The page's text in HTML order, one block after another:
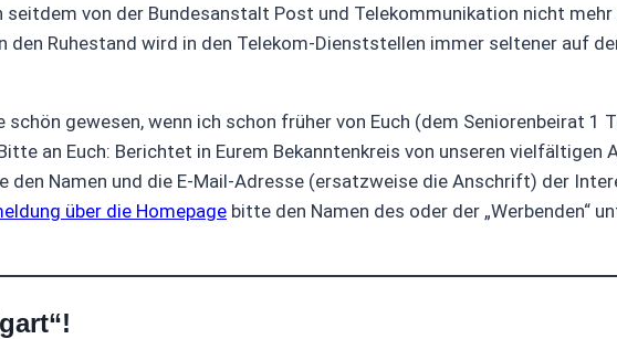
von der Bundesanstalt Post und Telekommunikation nicht mehr
Ruhestand wird in den Telekom-Dienststellen immer seltener auf
gewesen, wenn ich schon früher von Euch (dem Seniorenbeirat 1
an Euch: Berichtet in Eurem Bekanntenkreis von unseren vielfältigen
Namen und die E-Mail-Adresse (ersatzweise die Anschrift) der
über die Homepage bitte den Namen des oder der „Werbenden“